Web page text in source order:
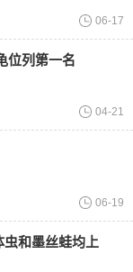
够坐上时空穿梭
06-17
位列第一名
04-21
06-19
和墨丝蛙均上